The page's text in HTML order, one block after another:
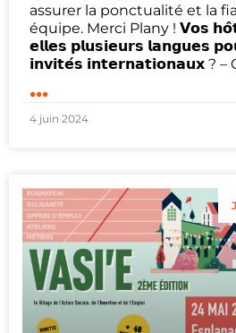
assurer la ponctualité et la
équipe. Merci Plany ! 𝗩𝗼𝘀
𝗲𝗹𝗹𝗲𝘀 𝗽𝗹𝘂𝘀𝗶𝗲𝘂𝗿𝘀 𝗹𝗮𝗻𝗴𝘂𝗲𝘀
𝗶𝗻𝘃𝗶𝘁𝗲́𝘀 𝗶𝗻𝘁𝗲𝗿𝗻𝗮𝘁𝗶𝗼𝗻𝗮𝘂𝘅 ? –
...
4 juin 2024